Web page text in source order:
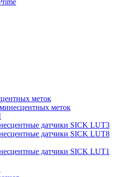
меток
меток
датчики SICK LUT3
датчики SICK LUT8
датчики SICK LUT1